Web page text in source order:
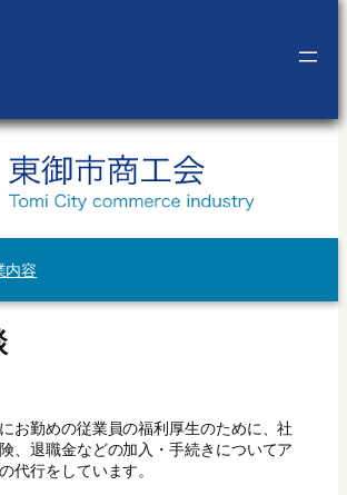
内容
お勤めの従業員の福利厚生のために、社
、退職金などの加入・手続きについてア
代行をしています。